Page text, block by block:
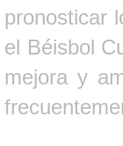
pronosticar
el Béisbol
mejora y